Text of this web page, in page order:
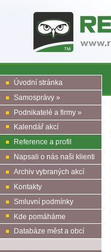
Úvodní stránka
Samosprávy »
Podnikatelé a firmy »
Kalendář akcí
Reference a profil
Napsali o nás naši klienti
Archiv vybraných akcí
Kontakty
Smluvní podmínky
Kde pomáháme
Databáze měst a obcí